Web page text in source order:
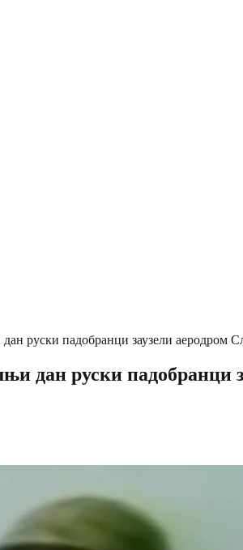
руски падобранци заузели аеродром
дан руски падобранци